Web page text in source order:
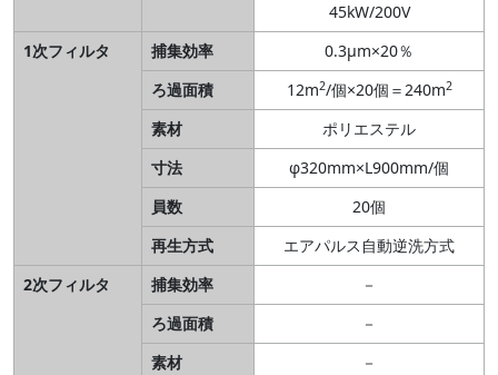
45kW/200V
1次フィルタ
捕集効率
0.3μm×20％
ろ過面積
12m2/個×20個＝240m2
素材
ポリエステル
寸法
φ320mm×L900mm/個
員数
20個
再生方式
エアパルス自動逆洗方式
2次フィルタ
捕集効率
－
ろ過面積
－
素材
－